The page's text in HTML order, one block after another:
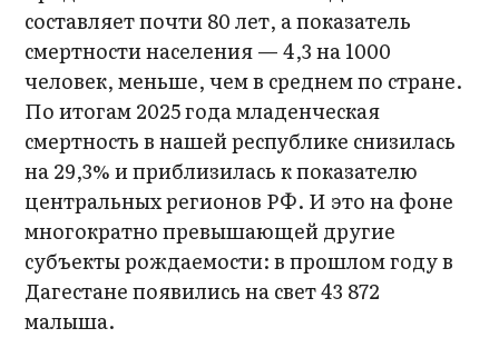
составляет почти 80 лет, а показатель
смертности населения — 4,3 на 1000
человек, меньше, чем в среднем по стране.
По итогам 2025 года младенческая
смертность в нашей республике снизилась
на 29,3% и приблизилась к показателю
центральных регионов РФ. И это на фоне
многократно превышающей другие
субъекты рождаемости: в прошлом году в
Дагестане появились на свет 43 872
малыша.